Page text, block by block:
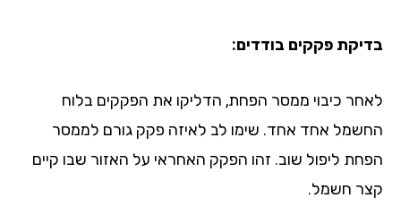
פקקים בודדים:
כיבוי ממסר הפחת, הדליקו את הפקקים בלוח
אחד אחד. שימו לב לאיזה פקק גורם לממסר
ליפול שוב. זהו הפקק האחראי על האזור שבו קיים
חשמל.